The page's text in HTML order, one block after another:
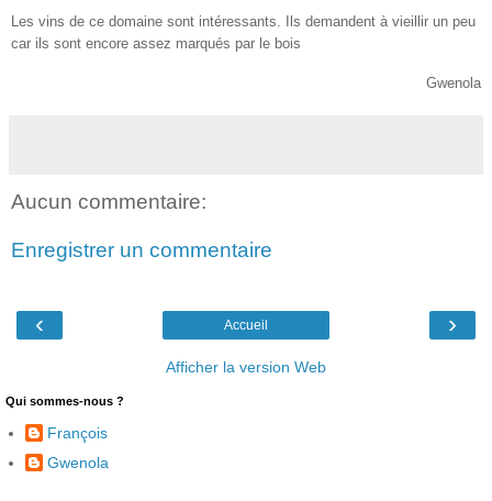
Les vins de ce domaine sont intéressants. Ils demandent à vieillir un peu
car ils sont encore assez marqués par le bois
Gwenola
Aucun commentaire:
Enregistrer un commentaire
‹ ›
Accueil
Afficher la version Web
Qui sommes-nous ?
François
Gwenola